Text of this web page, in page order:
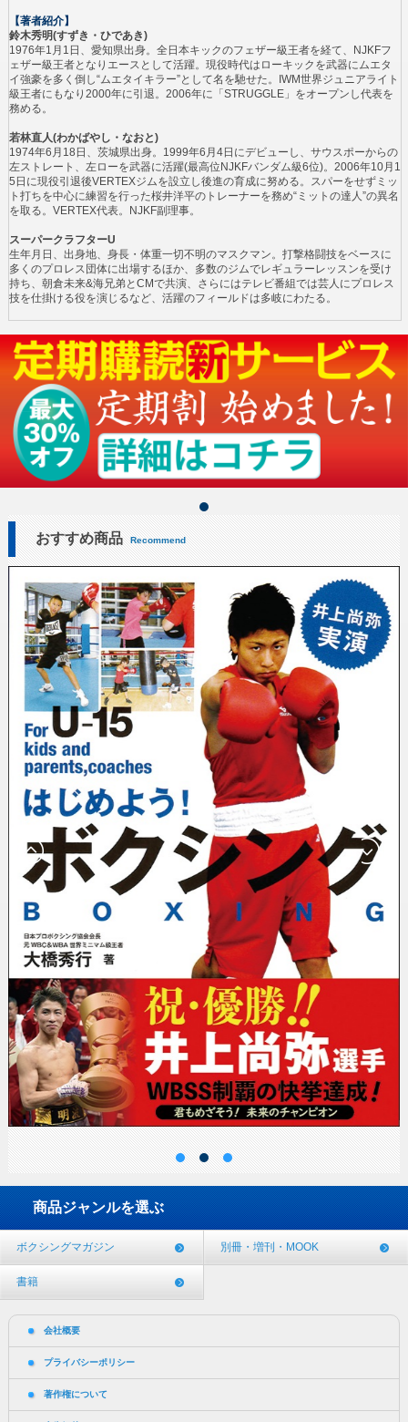
【著者紹介】
鈴木秀明(すずき・ひであき)
1976年1月1日、愛知県出身。全日本キックのフェザー級王者を経て、NJKFフ
ェザー級王者となりエースとして活躍。現役時代はローキックを武器にムエタ
イ強豪を多く倒し“ムエタイキラー”として名を馳せた。IWM世界ジュニアライト
級王者にもなり2000年に引退。2006年に「STRUGGLE」をオープンし代表を
務める。
若林直人(わかばやし・なおと)
1974年6月18日、茨城県出身。1999年6月4日にデビューし、サウスポーからの
左ストレート、左ローを武器に活躍(最高位NJKFバンダム級6位)。2006年10月1
5日に現役引退後VERTEXジムを設立し後進の育成に努める。スパーをせずミッ
ト打ちを中心に練習を行った桜井洋平のトレーナーを務め“ミットの達人”の異名
を取る。VERTEX代表。NJKF副理事。
スーパークラフターU
生年月日、出身地、身長・体重一切不明のマスクマン。打撃格闘技をベースに
多くのプロレス団体に出場するほか、多数のジムでレギュラーレッスンを受け
持ち、朝倉未来&海兄弟とCMで共演、さらにはテレビ番組では芸人にプロレス
技を仕掛ける役を演じるなど、活躍のフィールドは多岐にわたる。
おすすめ商品 Recommend
商品ジャンルを選ぶ
ボクシングマガジン 別冊・増刊・MOOK
書籍
会社概要
プライバシーポリシー
著作権について